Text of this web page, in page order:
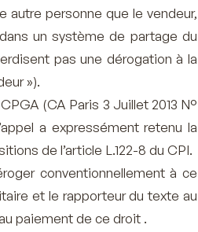
autre personne que le vendeur,
un système de partage du
pas une dérogation à la
»).
(CA Paris 3 Juillet 2013 N°
a expressément retenu la
de l’article L.122-8 du CPI.
conventionnellement à ce
et le rapporteur du texte au
paiement de ce droit .